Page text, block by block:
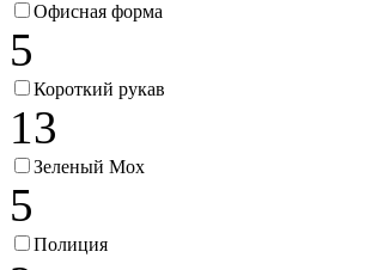
Офисная форма
5
Короткий рукав
13
Зеленый Мох
5
Полиция